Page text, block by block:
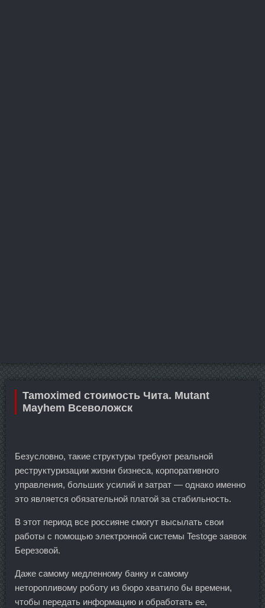
Tamoximed стоимость Чита. Mutant
Mayhem Всеволожск
Безусловно, такие структуры требуют реальной
реструктуризации жизни бизнеса, корпоративного
управления, больших усилий и затрат — однако именно
это является обязательной платой за стабильность.
В этот период все россияне смогут высылать свои
работы с помощью электронной системы Testoge заявок
Березовой.
Даже самому медленному банку и самому
неторопливому роботу из бюро хватило бы времени,
чтобы передать информацию и обработать ее,